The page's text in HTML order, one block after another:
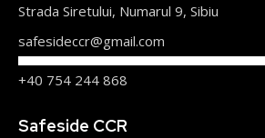
Strada Siretului, Numarul 9, Sibiu
safesideccr@gmail.com
+40 754 244 868
Safeside CCR